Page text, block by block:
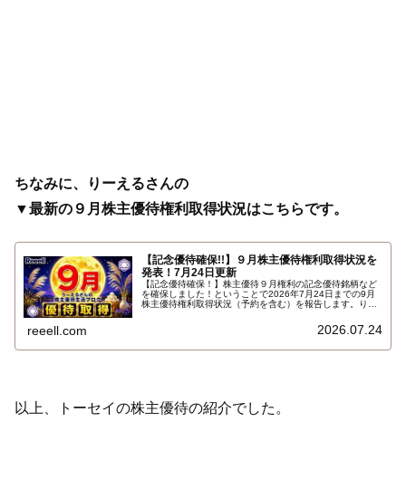
ちなみに、りーえるさんの
▼最新の９月株主優待権利取得状況はこちらです。
【記念優待確保!!】９月株主優待権利取得状況を
発表！7月24日更新
【記念優待確保！】株主優待９月権利の記念優待銘柄など
を確保しました！ということで2026年7月24日までの9月
株主優待権利取得状況（予約を含む）を報告します。りー
reeell.com 2026.07.24
以上、トーセイの株主優待の紹介でした。